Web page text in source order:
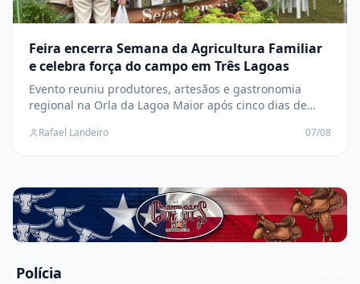
Feira encerra Semana da Agricultura Familiar
e celebra força do campo em Três Lagoas
Evento reuniu produtores, artesãos e gastronomia
regional na Orla da Lagoa Maior após cinco dias de
familiar
Rafael Landeiro 07/08
Polícia